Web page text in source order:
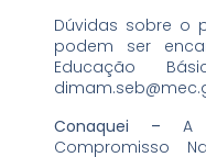
Dúvidas sobre o
podem ser
Educação
Conaquei – A
Compromisso